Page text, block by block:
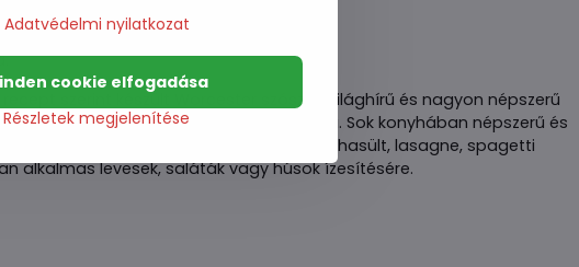
szerint készült Worcester szósz. A világhírű és nagyon népszerű
pácolt illatos fokhagyma. Sok konyhában népszerű és
Klasszikusan a Lea & Perrins-t marhasült, lasagne, spagetti
alkalmas levesek, saláták vagy húsok ízesítésére.
Adatvédelmi nyilatkozat
Részletek megjelenítése
cookie elfogadása